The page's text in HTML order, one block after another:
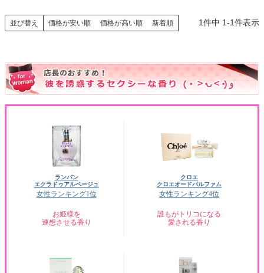
並び替え 価格が安い順 価格が高い順 新着順 1件中 1-1件表示
ランバン
エクラドゥアルページュ
女性ランキング1位
お姫様を
連想させる香り
クロエ
クロエオードパルファム
女性ランキング4位
誰もがトリコになる
愛される香り